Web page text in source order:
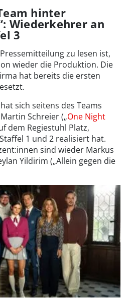
hinter
Wiederkehrer an
3
zu lesen ist,
wieder die Produktion. Die
hat bereits die ersten
sich seitens des Teams
Schreier („One Night
dem Regiestuhl Platz,
1 und 2 realisiert hat.
sind wieder Markus
Yildirim („Allein gegen die